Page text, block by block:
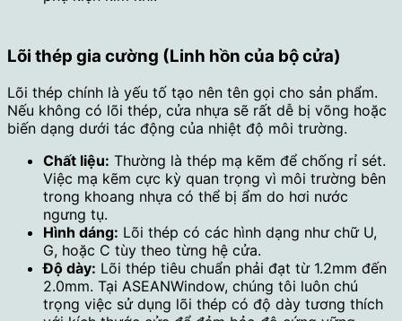
Lõi thép gia cường (Linh hồn của bộ cửa)
Lõi thép chính là yếu tố tạo nên tên gọi cho sản phẩm.
Nếu không có lõi thép, cửa nhựa sẽ rất dễ bị võng hoặc
biến dạng dưới tác động của nhiệt độ môi trường.
Chất liệu: Thường là thép mạ kẽm để chống rỉ sét.
Việc mạ kẽm cực kỳ quan trọng vì môi trường bên
trong khoang nhựa có thể bị ẩm do hơi nước
ngưng tụ.
Hình dáng: Lõi thép có các hình dạng như chữ U,
G, hoặc C tùy theo từng hệ cửa.
Độ dày: Lõi thép tiêu chuẩn phải đạt từ 1.2mm đến
2.0mm. Tại ASEANWindow, chúng tôi luôn chú
trọng việc sử dụng lõi thép có độ dày tương thích